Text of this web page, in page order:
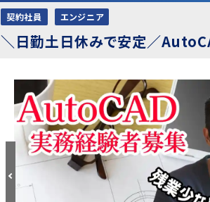
契約社員 エンジニア
＼日勤土日休みで安定／